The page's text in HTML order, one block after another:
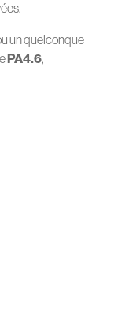
un quelconque
PA4.6,